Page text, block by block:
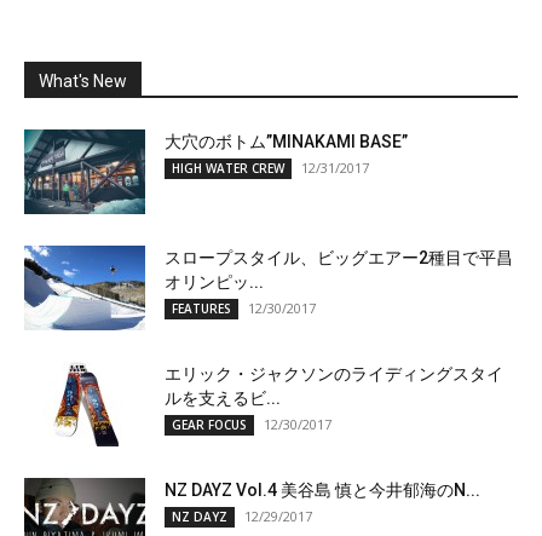
What's New
大穴のボトム”MINAKAMI BASE”
HIGH WATER CREW 12/31/2017
スロープスタイル、ビッグエアー2種目で平昌
オリンピッ...
FEATURES 12/30/2017
エリック・ジャクソンのライディングスタイ
ルを支えるビ...
GEAR FOCUS 12/30/2017
NZ DAYZ Vol.4 美谷島 慎と今井郁海のN...
NZ DAYZ 12/29/2017